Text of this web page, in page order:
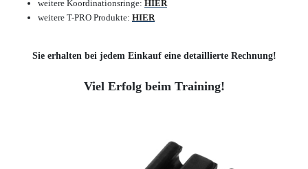
weitere Koordinationsringe: HIER
weitere T-PRO Produkte: HIER
Sie erhalten bei jedem Einkauf eine detaillierte Rechnung!
Viel Erfolg beim Training!